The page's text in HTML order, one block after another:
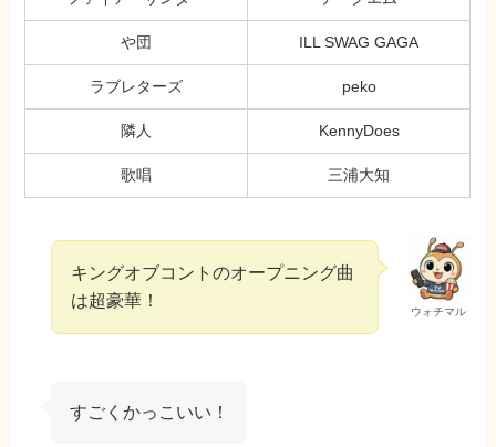
や団 ILL SWAG GAGA
ラブレターズ peko
隣人 KennyDoes
歌唱 三浦大知
ウォチマル
キングオブコントのオープニング曲
は超豪華！
すごくかっこいい！